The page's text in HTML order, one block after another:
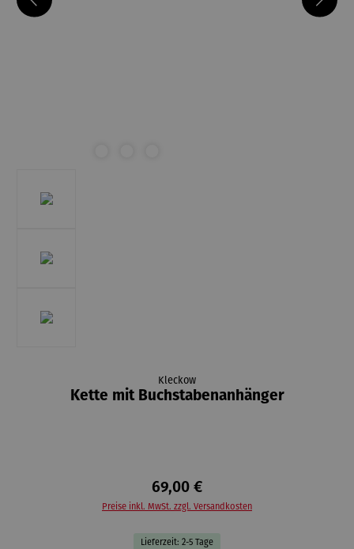
Kleckow
Kette mit Buchstabenanhänger
69,00 €
Preise inkl. MwSt. zzgl. Versandkosten
Lieferzeit: 2-5 Tage